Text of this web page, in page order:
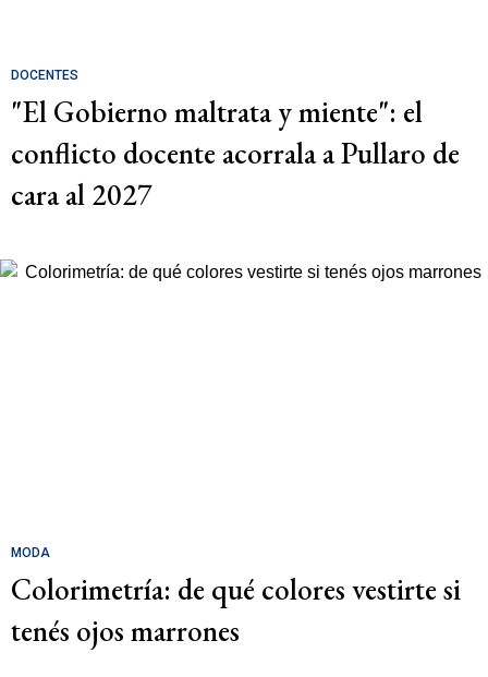
DOCENTES
"El Gobierno maltrata y miente": el
conflicto docente acorrala a Pullaro de
cara al 2027
MODA
Colorimetría: de qué colores vestirte si
tenés ojos marrones